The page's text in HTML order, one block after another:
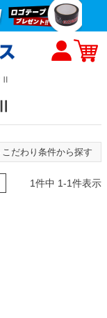
Ⅱ
こだわり条件から探す
1件中 1-1件表示